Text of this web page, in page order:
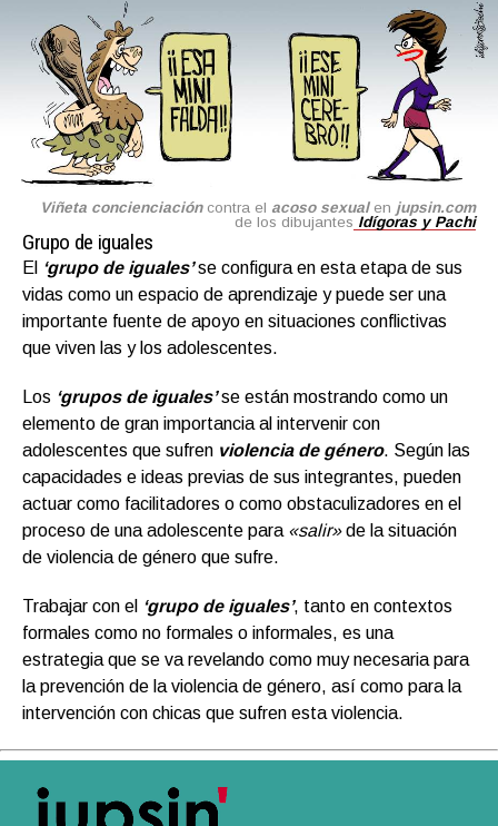
Viñeta concienciacióncontra el acoso sexualen jupsin.com
de los dibujantes Idígoras y Pachi
Grupo de iguales
El ‘grupo de iguales’se configura en esta etapa de sus
vidas como un espacio de aprendizaje y puede ser una
importante fuente de apoyo en situaciones conflictivas
que viven las y los adolescentes.
Los ‘grupos de iguales’se están mostrando como un
elemento de gran importancia al intervenir con
adolescentes que sufren violencia de género. Según las
capacidades e ideas previas de sus integrantes, pueden
actuar como facilitadores o como obstaculizadores en el
proceso de una adolescente para «salir»de la situación
de violencia de género que sufre.
Trabajar con el ‘grupo de iguales’, tanto en contextos
formales como no formales o informales, es una
estrategia que se va revelando como muy necesaria para
la prevención de la violencia de género, así como para la
intervención con chicas que sufren esta violencia.